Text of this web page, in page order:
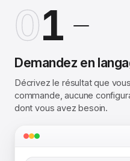
01
Demandez en
Décrivez le résultat que
commande, aucune
dont vous avez besoin.